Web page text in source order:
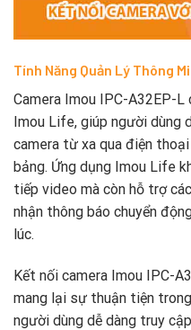
Tính Năng Quản Lý Thông
Camera Imou IPC-A32EP-
Imou Life, giúp người dùng
camera từ xa qua điện
bảng. Ứng dụng Imou Life
tiếp video mà còn hỗ trợ
nhận thông báo chuyển
lúc.
Kết nối camera Imou IPC-
mang lại sự thuận tiện
người dùng dễ dàng truy